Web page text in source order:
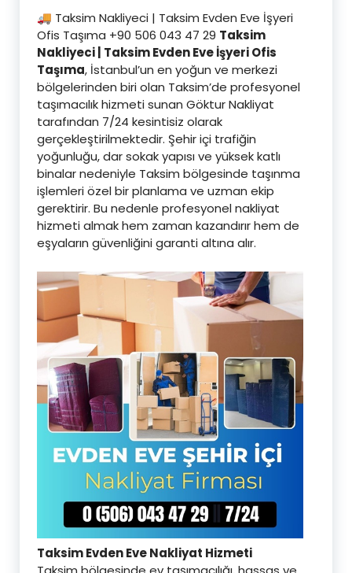
🚚 Taksim Nakliyeci | Taksim Evden Eve İşyeri
Ofis Taşıma +90 506 043 47 29 Taksim
Nakliyeci | Taksim Evden Eve İşyeri Ofis
Taşıma, İstanbul’un en yoğun ve merkezi
bölgelerinden biri olan Taksim’de profesyonel
taşımacılık hizmeti sunan Göktur Nakliyat
tarafından 7/24 kesintisiz olarak
gerçekleştirilmektedir. Şehir içi trafiğin
yoğunluğu, dar sokak yapısı ve yüksek katlı
binalar nedeniyle Taksim bölgesinde taşınma
işlemleri özel bir planlama ve uzman ekip
gerektirir. Bu nedenle profesyonel nakliyat
hizmeti almak hem zaman kazandırır hem de
eşyaların güvenliğini garanti altına alır.
Taksim Evden Eve Nakliyat Hizmeti